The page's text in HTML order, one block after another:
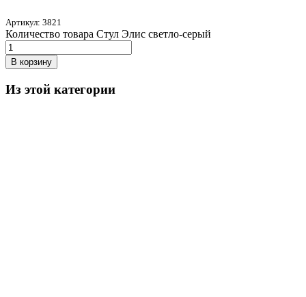
Артикул: 3821
Количество товара Стул Элис светло-серый
В корзину
Из этой категории